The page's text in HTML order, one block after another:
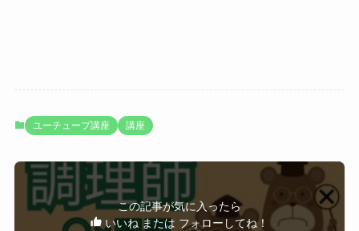
ユーチューブ講座 講座
この記事が気に入ったら
いいね または フォローしてね！